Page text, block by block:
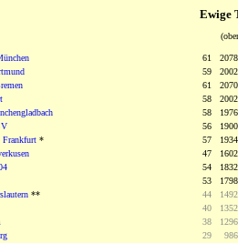
Ewige
61
59
61
58
58
56
Frankfurt*
57
47
54
53
**
44
40
38
29